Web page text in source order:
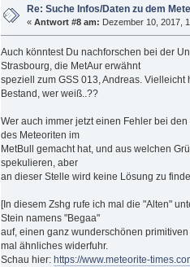
Re: Suche Infos/Daten zu dem
«Antwort #8 am: Dezember 10, 2017,
Auch könntest Du nachforschen bei der
Strasbourg, die MetAur erwähnt
speziell zum GSS 013, Andreas.
Bestand, wer weiß..??
Wer auch immer jetzt einen Fehler bei
des Meteoriten im
MetBull gemacht hat, und aus welchen
spekulieren, aber
an dieser Stelle wird keine Lösung zu
[In diesem Zshg rufe ich mal die "Alten"
Stein namens "Begaa"
auf, einen ganz wunderschönen
mal ähnliches widerfuhr.
Schau hier: https://www.meteorite-